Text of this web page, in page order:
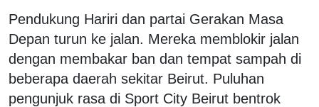
Pendukung Hariri dan partai Gerakan Masa
Depan turun ke jalan. Mereka memblokir jalan
dengan membakar ban dan tempat sampah di
beberapa daerah sekitar Beirut. Puluhan
pengunjuk rasa di Sport City Beirut bentrok